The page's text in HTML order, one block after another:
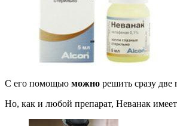
С его помощью можно решить сразу
Но, как и любой препарат, Неванак